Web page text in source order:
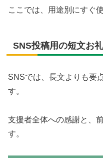
ここでは、用途別にすぐ
SNS投稿用の短文お
SNSでは、長文よりも要
す。
支援者全体への感謝と、
す。